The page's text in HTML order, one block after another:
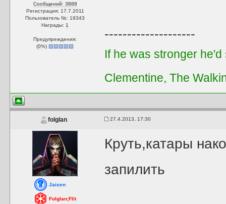
Сообщений: 3888
Регистрация: 17.7.2011
Пользователь №: 19343
Награды: 1
Предупреждения:
(0%)
--------------------
If he was stronger
Clementine, The
folglan 27.4.2013, 17:30
Jaisen
Folglan;Flit
Круть,катары
запилить